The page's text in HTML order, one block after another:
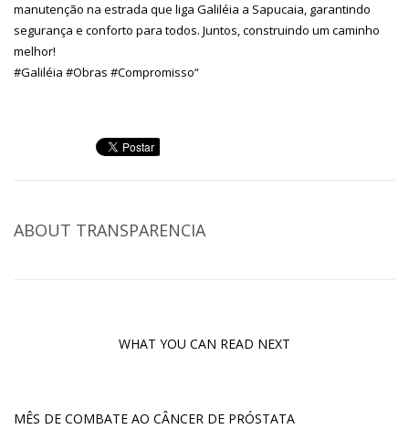
manutenção na estrada que liga Galiléia a Sapucaia, garantindo
segurança e conforto para todos. Juntos, construindo um caminho
melhor!
#Galiléia #Obras #Compromisso“
ABOUT TRANSPARENCIA
WHAT YOU CAN READ NEXT
MÊS DE COMBATE AO CÂNCER DE PRÓSTATA